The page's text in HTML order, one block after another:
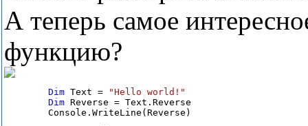
А теперь самое
функцию?
Dim Text =
Dim Reverse = Text.Reverse
        Console.WriteLine(Reverse)